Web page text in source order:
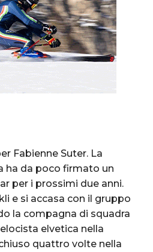
Fabienne Suter. La
ha da poco firmato un
per i prossimi due anni.
e si accasa con il gruppo
la compagna di squadra
elvetica nella
quattro volte nella